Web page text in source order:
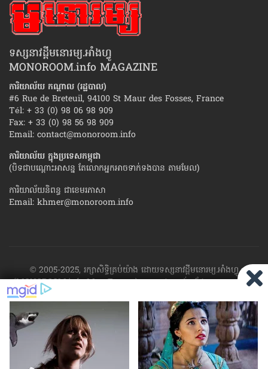
ទស្សនាវដ្ដីមនោរម្យ.អាំងហ្វូ
MONOROOM.info MAGAZINE
ការិយាល័យ កណ្ដាល (រដ្ឋបាល)
#6 Rue de Breteuil, 94100 St Maur des Fosses, France
Tél: + 33 (0) 98 06 98 909
Fax: + 33 (0) 98 56 98 909
Email: contact@monoroom.info
ការិយាល័យ ក្នុង​ប្រទេស​កម្ពុជា
(បិទជាបណ្ដោះអាសន្ន តែលោកអ្នកអាចទាក់ទងបាន តាមមែល)
ការិយាល័យនិពន្ធ ជាខេមរភាសា
Email: khmer@monoroom.info
© 2005-2025, រក្សាសិទ្ធិគ្រប់យ៉ាង ដោយទស្សនាវដ្ដី​មនោរម្យ.អាំងហ្វូ
(MONOROOM.info Mag France)។ ហាម​ដក​ស្រង់​នូវ​ផ្នែក​ណា​មួយ​ ឬ​ផ្នែក​
ទាំង​អស់ ​នៃ​ការ​ផ្សាយ​របស់​ទស្សនាវដ្ដី​​មនោរម្យ.អាំងហ្វូ យក​ទៅ​​បោះពុម្ព នៅ
លើក្រដាស ឬតាម​ប្រព័ន្ធ​អេឡិច​ត្រូនិច - ផ្សាយ​តាម​រលក​ធាតុអាកាស ឬតាមប្រព័ន្ធ
អេឡិចត្រូនិច - សរសេរ​ឡើង​វិញ ឬ​ចែក​ចាយ​ តាមវិធីណាក៏ដោយ ដោយ​គ្មាន​ការ​
យល់ព្រម ជា​លាយ​លក្ខណ៍​អក្សរ​ ពី​ចាងហ្វាង​ការ​ផ្សាយ​។ផ្ទុយមកវិញ ដើម្បី​ទទួល​
បាននូវសិទ្ធិ​ទាំងនេះ សូម​ទាក់​ទង​មក​ទស្សនាវដ្ដី។